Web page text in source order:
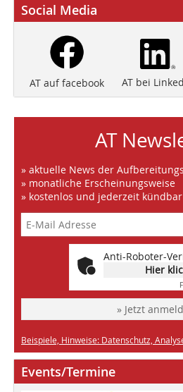
Social Media
AT auf facebook AT bei
AT
» aktuelle News der
» monatliche Erscheinungsweise
» kostenlos und jederzeit kündbar
Anti-Roboter-
Hier
» Jetzt
Beispiele, Hinweise: Datenschutz,
Events/Termine